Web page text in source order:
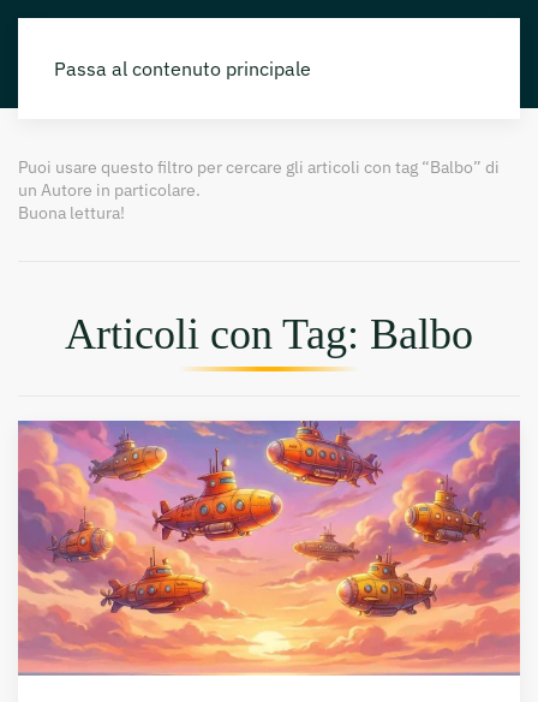
Passa al contenuto principale
Puoi usare questo filtro per cercare gli articoli con tag “Balbo” di
un Autore in particolare.
Buona lettura!
Articoli con Tag: Balbo